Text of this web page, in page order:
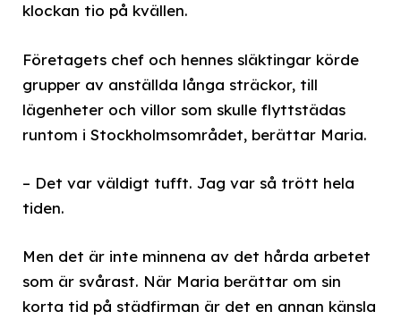
klockan tio på kvällen.
Företagets chef och hennes släktingar körde
grupper av anställda långa sträckor, till
lägenheter och villor som skulle flyttstädas
runtom i Stockholmsområdet, berättar Maria.
– Det var väldigt tufft. Jag var så trött hela
tiden.
Men det är inte minnena av det hårda arbetet
som är svårast. När Maria berättar om sin
korta tid på städfirman är det en annan känsla